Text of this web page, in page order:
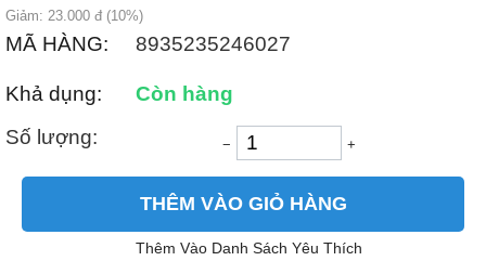
Giảm: 23.000 đ (10%)
MÃ HÀNG: 8935235246027
Khả dụng:
Còn hàng
Số lượng:
− +
THÊM VÀO GIỎ HÀNG
Thêm Vào Danh Sách Yêu Thích